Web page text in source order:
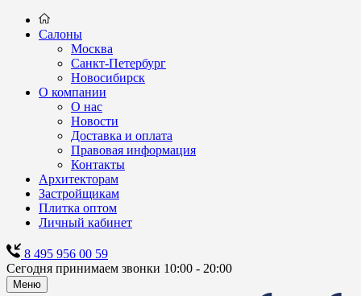
Салоны
Москва
Санкт-Петербург
Новосибирск
О компании
О нас
Новости
Доставка и оплата
Правовая информация
Контакты
Архитекторам
Застройщикам
Плитка оптом
Личный кабинет
8 495 956 00 59
Сегодня принимаем звонки 10:00 - 20:00
Меню